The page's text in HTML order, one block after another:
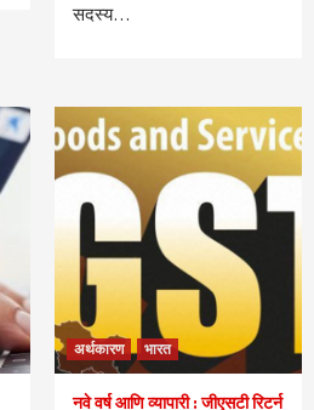
सदस्य…
अर्थकारण भारत
नवे वर्ष आणि व्यापारी : जीएसटी रिटर्न